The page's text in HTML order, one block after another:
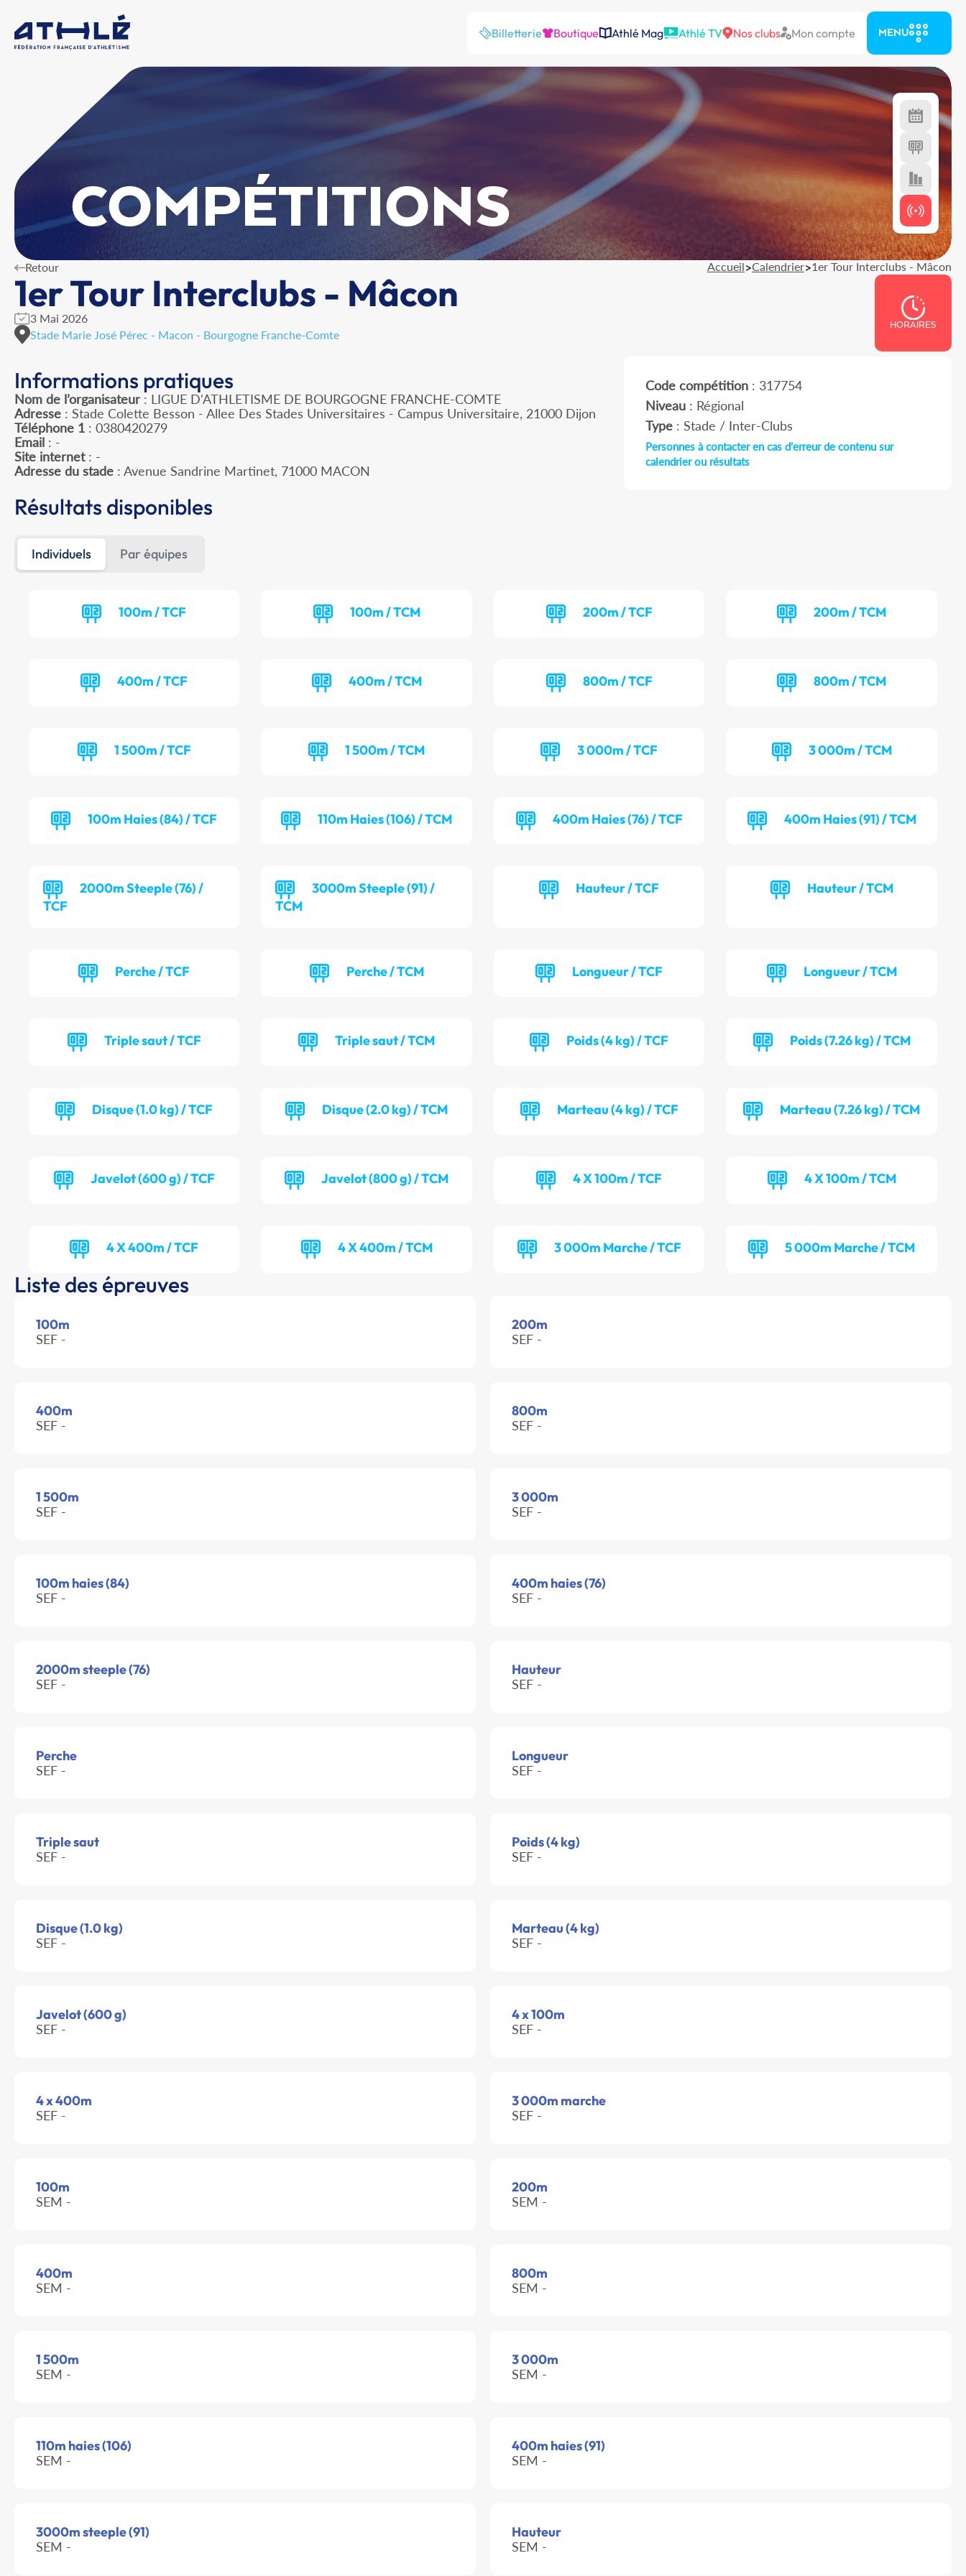
Billetterie Boutique Athlé Mag Athlé TV Nos clubs Mon compte MENU
COMPÉTITIONS
Retour Accueil>Calendrier>1er Tour Interclubs - Mâcon
1er Tour Interclubs - Mâcon
3 Mai 2026
Stade Marie José Pérec - Macon - Bourgogne Franche-Comte
HORAIRES
Informations pratiques
Nom de l’organisateur : LIGUE D'ATHLETISME DE BOURGOGNE FRANCHE-COMTE
Adresse : Stade Colette Besson - Allee Des Stades Universitaires - Campus Universitaire, 21000 Dijon
Téléphone 1 : 0380420279
Email : -
Site internet: -
Adresse du stade : Avenue Sandrine Martinet, 71000 MACON
Code compétition: 317754
Niveau: Régional
Type: Stade / Inter-Clubs
Personnes à contacter en cas d'erreur de contenu sur
calendrier ou résultats
Résultats disponibles
Individuels Par équipes
100m / TCF 100m / TCM 200m / TCF 200m / TCM
400m / TCF 400m / TCM 800m / TCF 800m / TCM
1 500m / TCF 1 500m / TCM 3 000m / TCF 3 000m / TCM
100m Haies (84) / TCF 110m Haies (106) / TCM 400m Haies (76) / TCF 400m Haies (91) / TCM
2000m Steeple (76) /
TCF
3000m Steeple (91) /
TCM
Hauteur / TCF Hauteur / TCM
Perche / TCF Perche / TCM Longueur / TCF Longueur / TCM
Triple saut / TCF Triple saut / TCM Poids (4 kg) / TCF Poids (7.26 kg) / TCM
Disque (1.0 kg) / TCF Disque (2.0 kg) / TCM Marteau (4 kg) / TCF Marteau (7.26 kg) / TCM
Javelot (600 g) / TCF Javelot (800 g) / TCM 4 X 100m / TCF 4 X 100m / TCM
4 X 400m / TCF 4 X 400m / TCM 3 000m Marche / TCF 5 000m Marche / TCM
Liste des épreuves
100m
SEF -
200m
SEF -
400m
SEF -
800m
SEF -
1 500m
SEF -
3 000m
SEF -
100m haies (84)
SEF -
400m haies (76)
SEF -
2000m steeple (76)
SEF -
Hauteur
SEF -
Perche
SEF -
Longueur
SEF -
Triple saut
SEF -
Poids (4 kg)
SEF -
Disque (1.0 kg)
SEF -
Marteau (4 kg)
SEF -
Javelot (600 g)
SEF -
4 x 100m
SEF -
4 x 400m
SEF -
3 000m marche
SEF -
100m
SEM -
200m
SEM -
400m
SEM -
800m
SEM -
1 500m
SEM -
3 000m
SEM -
110m haies (106)
SEM -
400m haies (91)
SEM -
3000m steeple (91)
SEM -
Hauteur
SEM -